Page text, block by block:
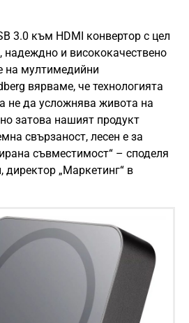
3.0 към HDMI конвертор с цел
и висококачествено
на мултимедийни
вярваме, че технологията
не да усложнява живота на
затова нашият продукт
свързаност, лесен е за
съвместимост“ – споделя
директор „Маркетинг“ в